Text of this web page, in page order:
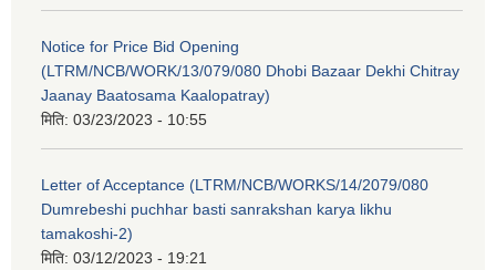
Notice for Price Bid Opening
(LTRM/NCB/WORK/13/079/080 Dhobi Bazaar Dekhi Chitray
Jaanay Baatosama Kaalopatray)
मिति: 03/23/2023 - 10:55
Letter of Acceptance (LTRM/NCB/WORKS/14/2079/080
Dumrebeshi puchhar basti sanrakshan karya likhu
tamakoshi-2)
मिति: 03/12/2023 - 19:21